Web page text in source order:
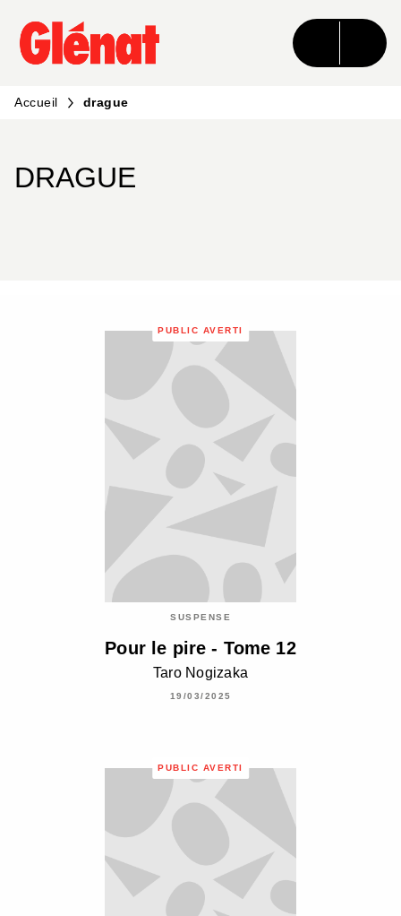
MENU RECHERCHE CONTENU
PIED DE PAGE
Accueil drague
DRAGUE
PUBLIC AVERTI
SUSPENSE
Pour le pire - Tome 12
Taro Nogizaka
19/03/2025
PUBLIC AVERTI